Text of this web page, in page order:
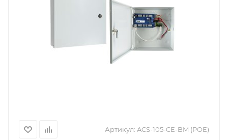
Артикул: ACS-105-CE-BM (POE)